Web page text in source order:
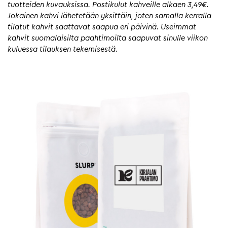
tuotteiden kuvauksissa. Postikulut kahveille alkaen 3,49€.
Jokainen kahvi lähetetään yksittäin, joten samalla kerralla
tilatut kahvit saattavat saapua eri päivinä. Useimmat
kahvit suomalaisilta paahtimoilta saapuvat sinulle viikon
kuluessa tilauksen tekemisestä.